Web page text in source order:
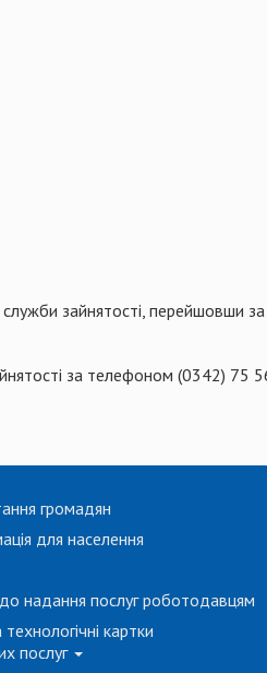
зайнятості, перейшовши
за телефоном (0342) 75
громадян
для населення
надання послуг роботодавцям
картки
послуг